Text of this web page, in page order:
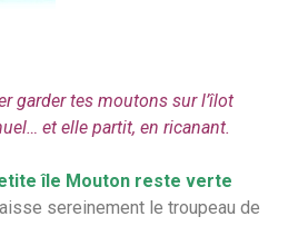
garder tes moutons sur l’îlot
et elle partit, en ricanant.
île Mouton reste verte
sereinement le troupeau de